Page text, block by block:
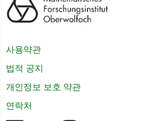
사용약관
법적 공지
개인정보 보호 약관
연락처